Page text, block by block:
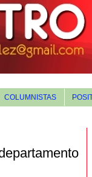
COLUMNISTAS